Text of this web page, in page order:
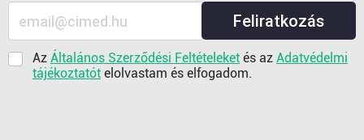
Feliratkozás
Az Általános Szerződési Feltételeket és az Adatvédelmi
tájékoztatót elolvastam és elfogadom.